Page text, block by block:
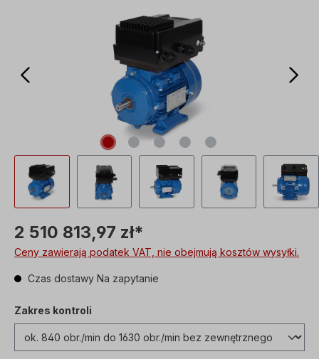
2 510 813,97 zł*
Ceny zawierają podatek VAT, nie obejmują kosztów wysyłki.
Czas dostawy Na zapytanie
Zakres kontroli